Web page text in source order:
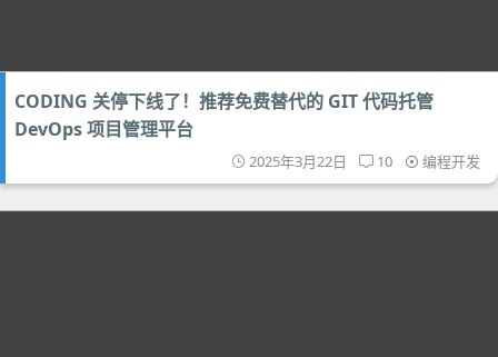
CODING 关停下线了！推荐免费替代的 GIT 代码托管
DevOps 项目管理平台
2025年3月22日 10 编程开发